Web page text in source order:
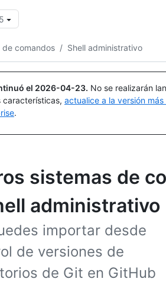
de comandos / Shell administrativo
el 2026-04-23. No se realizarán
características, actualice a la versión
.
sistemas de
administrativo
importar desde
de versiones de
de Git en GitHub